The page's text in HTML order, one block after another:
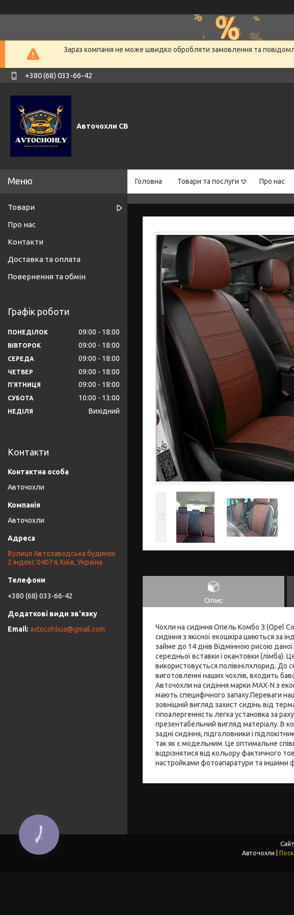
Зараз компанія не може швидко обробляти замовлення та
+380 (68) 033-66-42
Авточохли СВ
Головна Товари та послуги Про нас
Опис
Чохли на сидіння Опель Комбо З (Opel
сидіння з якісної екошкіра шиються за
займе до 14 днів Відмінною рисою
середньої вставки і окантовки (лімба).
використовується полівінілхлорид. До
виготовленні наших чохлів, входить
Авточохли на сидіння марки MAX-N з
мають специфічного запаху.Переваги
зовнішній вигляд захист сидінь від
гіпоалергенність легка установка за
презентабельний вигляд матеріалу. В
задні сидіння, підголовники і
так як є модельним. Це оптимальне
відрізнятися від кольору фактичного
настройками фотоапаратури та іншими
Товари
Про нас
Контакти
Доставка та оплата
Повернення та обмін
Графік роботи
ПОНЕДІЛОК 09:00 18:00
ВІВТОРОК 09:00 18:00
СЕРЕДА 09:00 18:00
ЧЕТВЕР 09:00 18:00
ПʼЯТНИЦЯ 09:00 18:00
СУБОТА 10:00 13:00
НЕДІЛЯ Вихідний
Контакти
Авточохли
Авточохли
Вулиця Автозаводська будинок
2 індекс 04074, Київ, Україна
+380 (68) 033-66-42
avtocohliua@gmail.com
КНОПКА
ЗВ'ЯЗКУ